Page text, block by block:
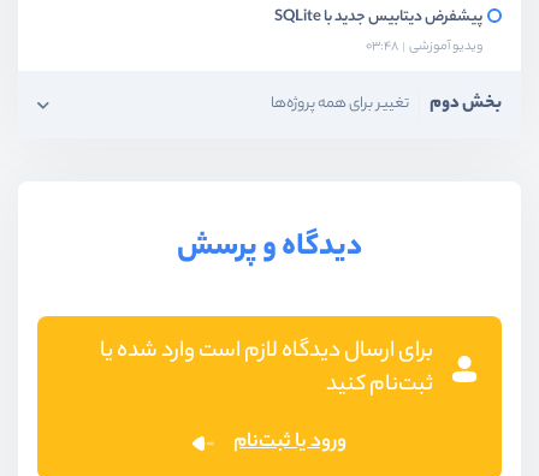
پیشفرض دیتابیس جدید با SQLite
ویدیو آموزشی 03:48
بخش دوم تغییر برای همه پروژه‌ها
دیدگاه و پرسش
برای ارسال دیدگاه لازم است وارد شده یا
ثبت‌نام کنید
ورود یا ثبت‌نام